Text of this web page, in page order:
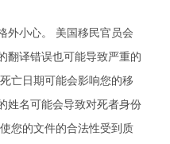
外小心。 美国移民官员会
翻译错误也可能导致严重的
亡日期可能会影响您的移
姓名可能会导致对死者身份
您的文件的合法性受到质